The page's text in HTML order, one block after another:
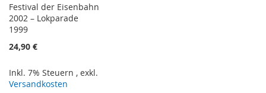
Festival der Eisenbahn
2002 – Lokparade
1999
24,90 €
Inkl. 7% Steuern , exkl.
Versandkosten